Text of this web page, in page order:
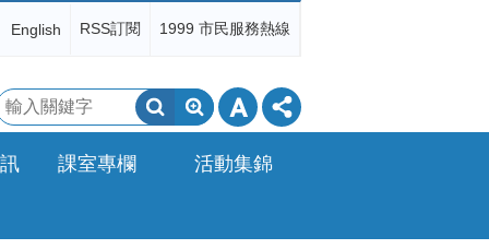
English RSS訂閱 1999 市民服務熱線
搜
尋
課室專欄 活動集錦